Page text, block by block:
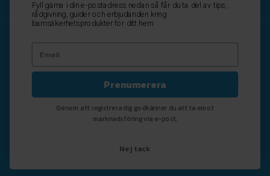
Fyll gärna i din e-postadress nedan så får du ta del av tips,
rådgivning, guider och erbjudanden kring
barnsäkerhetsprodukter för ditt hem
Prenumerera
Genom att registrera dig godkänner du att ta emot
marknadsföring via e-post.
Nej tack